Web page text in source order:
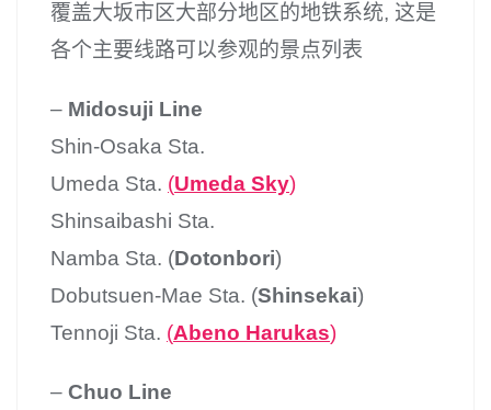
覆盖大坂市区大部分地区的地铁系统, 这是
各个主要线路可以参观的景点列表
– Midosuji Line
Shin-Osaka Sta.
Umeda Sta. (Umeda Sky)
Shinsaibashi Sta.
Namba Sta. (Dotonbori)
Dobutsuen-Mae Sta. (Shinsekai)
Tennoji Sta. (Abeno Harukas)
– Chuo Line